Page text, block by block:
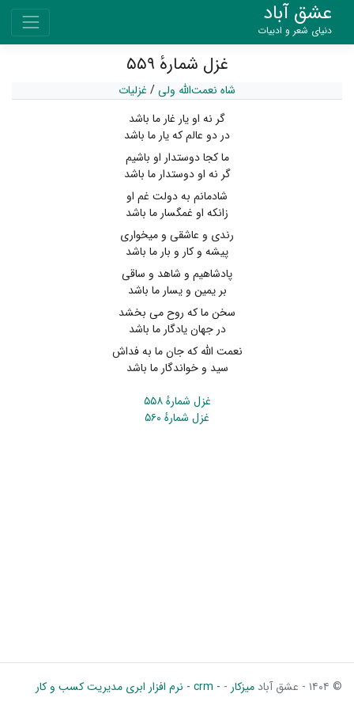
عشق آباد
دنیای شعر و ادبیات
غزل شمارهٔ ۵۵۹
شاه نعمت‌الله ولی/ غزلیات
گر نه او یار غار ما باشد
در دو عالم که یار ما باشد
ما کجا دوستدار او باشیم
گر نه او دوستدار ما باشد
شادمانم به دولت غم او
زانکه او غمگسار ما باشد
رندی و عاشقی و میخواری
پیشه و کار و بار ما باشد
پادشاهیم و شاهد و ساقی
بر یمین و یسار ما باشد
سخن ما که روح می بخشد
در جهان یادگار ما باشد
نعمت الله که جان ما به فداش
سید و خواندگار ما باشد
غزل شمارهٔ ۵۵۸
غزل شمارهٔ ۵۶۰
© ۱۴۰۴ - عشق آباد میزکار - - crm - نرم افزار ابری مدیریت کسب و کار